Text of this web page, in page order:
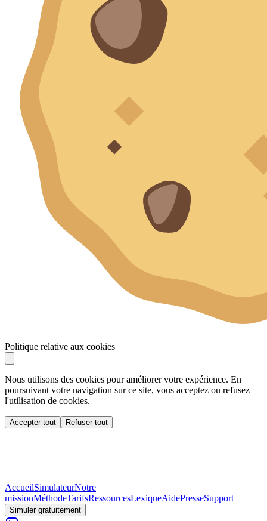
Politique relative aux cookies
Nous utilisons des cookies pour améliorer votre expérience. En
poursuivant votre navigation sur ce site, vous acceptez ou refusez
l'utilisation de cookies.
Accepter tout Refuser tout
AccueilSimulateurNotre
missionMéthodeTarifsRessourcesLexiqueAidePresseSupport
Simuler gratuitement